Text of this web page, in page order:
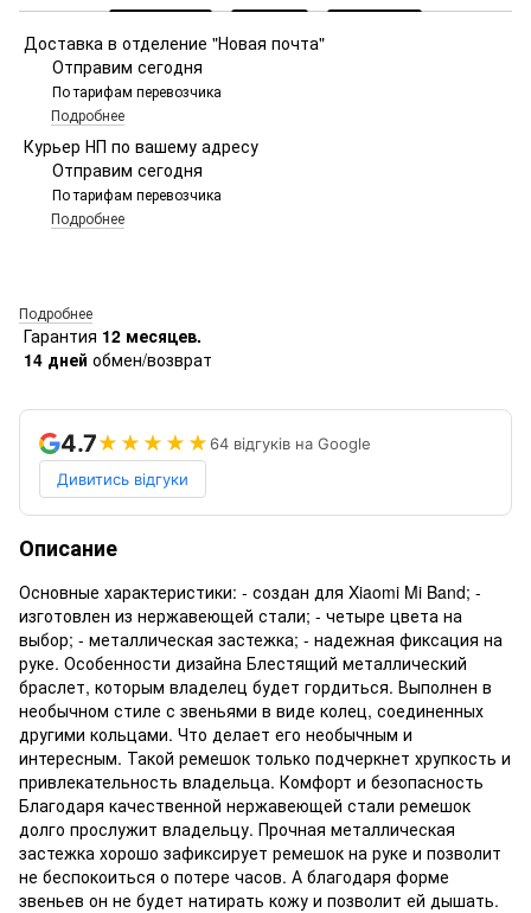
Доставка в отделение "Новая почта"
Отправим сегодня
По тарифам перевозчика
Подробнее
Курьер НП по вашему адресу
Отправим сегодня
По тарифам перевозчика
Подробнее
Подробнее
Гарантия 12 месяцев.
14 дней обмен/возврат
4.7★★★★★64 відгуків на Google
Дивитись відгуки
Описание
Основные характеристики: - создан для Xiaomi Mi Band; -
изготовлен из нержавеющей стали; - четыре цвета на
выбор; - металлическая застежка; - надежная фиксация на
руке. Особенности дизайна Блестящий металлический
браслет, которым владелец будет гордиться. Выполнен в
необычном стиле с звеньями в виде колец, соединенных
другими кольцами. Что делает его необычным и
интересным. Такой ремешок только подчеркнет хрупкость и
привлекательность владельца. Комфорт и безопасность
Благодаря качественной нержавеющей стали ремешок
долго прослужит владельцу. Прочная металлическая
застежка хорошо зафиксирует ремешок на руке и позволит
не беспокоиться о потере часов. А благодаря форме
звеньев он не будет натирать кожу и позволит ей дышать.